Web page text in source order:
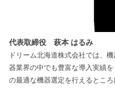
代表取締役 萩本 はるみ
ドリーム北海道株式会社では、
器業界の中でも豊富な導入実績
の最適な機器選定を行えるとこ